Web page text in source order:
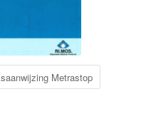
Metrastop